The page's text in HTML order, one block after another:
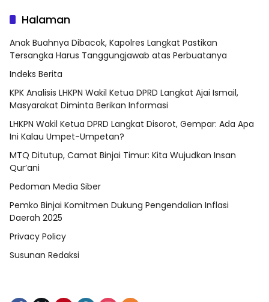
Halaman
Anak Buahnya Dibacok, Kapolres Langkat Pastikan
Tersangka Harus Tanggungjawab atas Perbuatanya
Indeks Berita
KPK Analisis LHKPN Wakil Ketua DPRD Langkat Ajai Ismail,
Masyarakat Diminta Berikan Informasi
LHKPN Wakil Ketua DPRD Langkat Disorot, Gempar: Ada Apa
Ini Kalau Umpet-Umpetan?
MTQ Ditutup, Camat Binjai Timur: Kita Wujudkan Insan
Qur’ani
Pedoman Media Siber
Pemko Binjai Komitmen Dukung Pengendalian Inflasi
Daerah 2025
Privacy Policy
Susunan Redaksi